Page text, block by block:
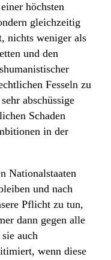
höchsten
gleichzeitig
nichts weniger als
und den
Fesseln zu
abschüssige
Schaden
in der
Nationalstaaten
und nach
Pflicht zu tun,
dann gegen alle
auch
wenn diese